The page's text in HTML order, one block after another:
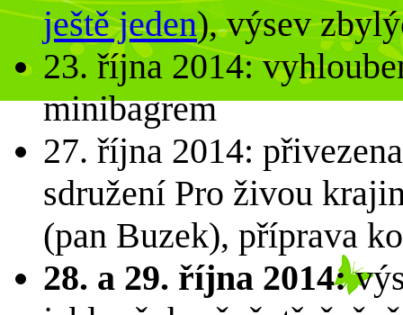
ještě jeden), výsev
23. října 2014:
minibagrem
27. října 2014:
sdružení Pro živou
(pan Buzek), příprava
28. a 29. října 2014: